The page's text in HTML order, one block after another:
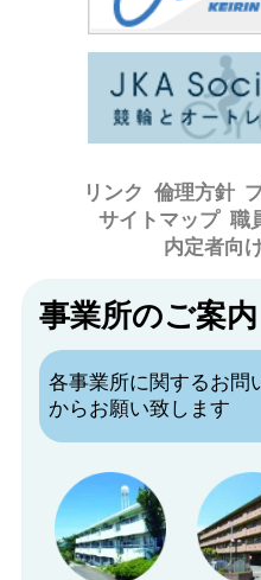
リンク 倫理方針
サイトマップ 職
内定者向
事業所のご案内
各事業所に関するお問
からお願い致します